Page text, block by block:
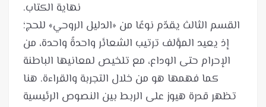
القسم الثالث يقدّم نوعًا من «الدليل الروحي» للحج؛
إذ يعيد المؤلف ترتيب الشعائر واحدةً واحدة، من
الإحرام حتى الوداع، مع تلخيص لمعانيها الباطنة
كما فهمها هو من خلال التجربة والقراءة. هنا
تظهر قدرة هيوز على الربط بين النصوص الرئيسية